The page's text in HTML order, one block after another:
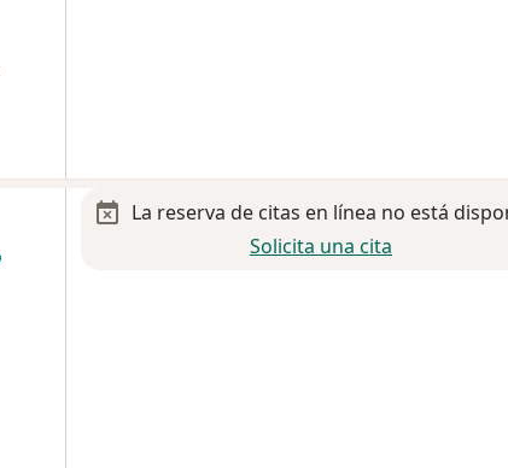
La reserva de citas en línea no está
Solicita una cita